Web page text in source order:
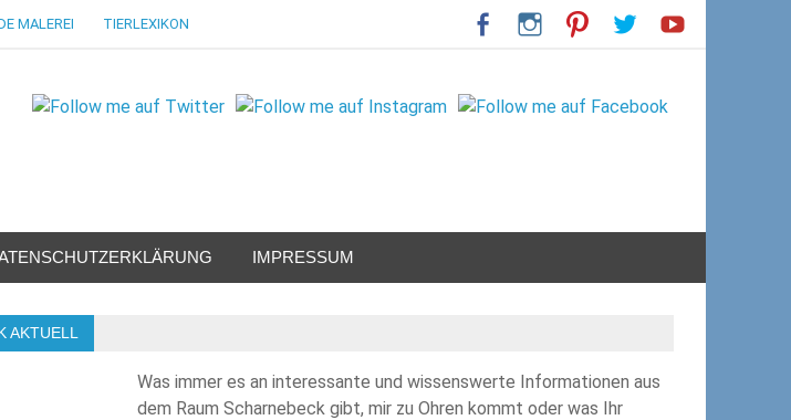
MALEREI TIERLEXIKON
IMPRESSUM
AKTUELL
Was immer es an interessante und wissenswerte Informationen aus
dem Raum Scharnebeck gibt, mir zu Ohren kommt oder was Ihr